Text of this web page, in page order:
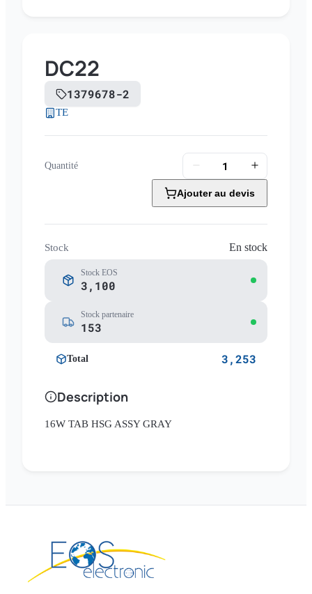
DC22
1379678-2
TE
Quantité
Ajouter au devis
Stock En stock
Stock EOS
3,100
Stock partenaire
153
Total 3,253
Description
16W TAB HSG ASSY GRAY